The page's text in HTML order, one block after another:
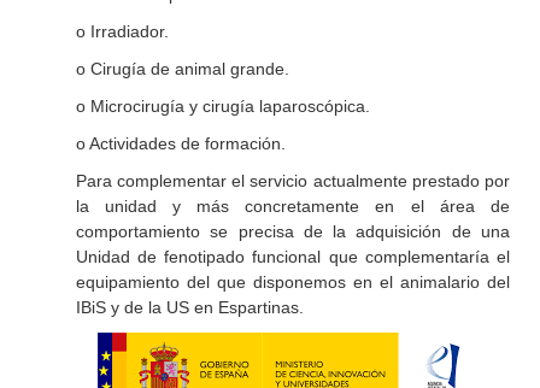
o Irradiador.
o Cirugía de animal grande.
o Microcirugía y cirugía laparoscópica.
o Actividades de formación.
Para complementar el servicio actualmente prestado por
la unidad y más concretamente en el área de
comportamiento se precisa de la adquisición de una
Unidad de fenotipado funcional que complementaría el
equipamiento del que disponemos en el animalario del
IBiS y de la US en Espartinas.